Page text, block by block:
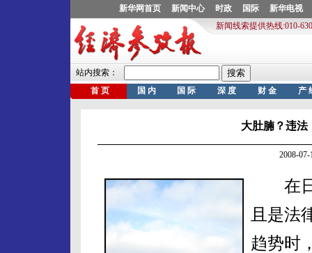
大肚腩？违法
2008-
在日
且是法
趋势时